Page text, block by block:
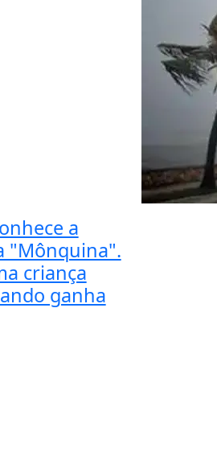
a
"Mônquina".
criança
ganha